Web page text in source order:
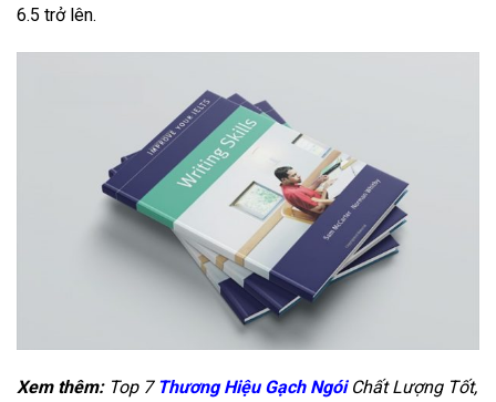
6.5 trở lên.
Xem thêm: Top 7Thương Hiệu Gạch Ngói Chất Lượng Tốt,